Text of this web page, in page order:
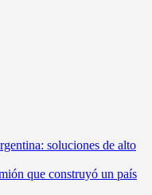
soluciones de alto
que construyó un país